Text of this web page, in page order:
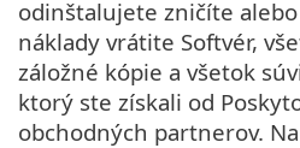
odinštalujete zničíte
náklady vrátite Softvér,
záložné kópie a všetok
ktorý ste získali od
obchodných partnerov.